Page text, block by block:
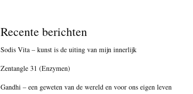
Recente berichten
Sodis Vita – kunst is de uiting van mijn innerlijk
Zentangle 31 (Enzymen)
Gandhi – een geweten van de wereld en voor ons eigen leven